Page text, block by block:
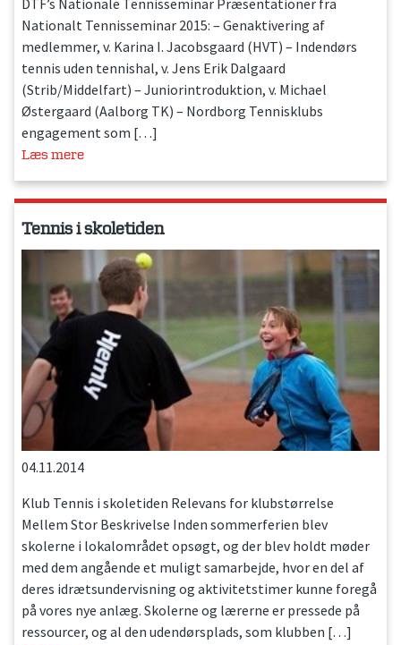
DTF’s Nationale Tennisseminar Præsentationer fra
Nationalt Tennisseminar 2015: – Genaktivering af
medlemmer, v. Karina I. Jacobsgaard (HVT) – Indendørs
tennis uden tennishal, v. Jens Erik Dalgaard
(Strib/Middelfart) – Juniorintroduktion, v. Michael
Østergaard (Aalborg TK) – Nordborg Tennisklubs
engagement som […]
Læs mere
Tennis i skoletiden
04.11.2014
Klub Tennis i skoletiden Relevans for klubstørrelse
Mellem Stor Beskrivelse Inden sommerferien blev
skolerne i lokalområdet opsøgt, og der blev holdt møder
med dem angående et muligt samarbejde, hvor en del af
deres idrætsundervisning og aktivitetstimer kunne foregå
på vores nye anlæg. Skolerne og lærerne er pressede på
ressourcer, og al den udendørsplads, som klubben […]